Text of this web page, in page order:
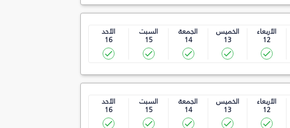
الأربعاء
12
الخميس
13
الجمعة
14
السبت
15
الأحد
16
الأربعاء
12
الخميس
13
الجمعة
14
السبت
15
الأحد
16